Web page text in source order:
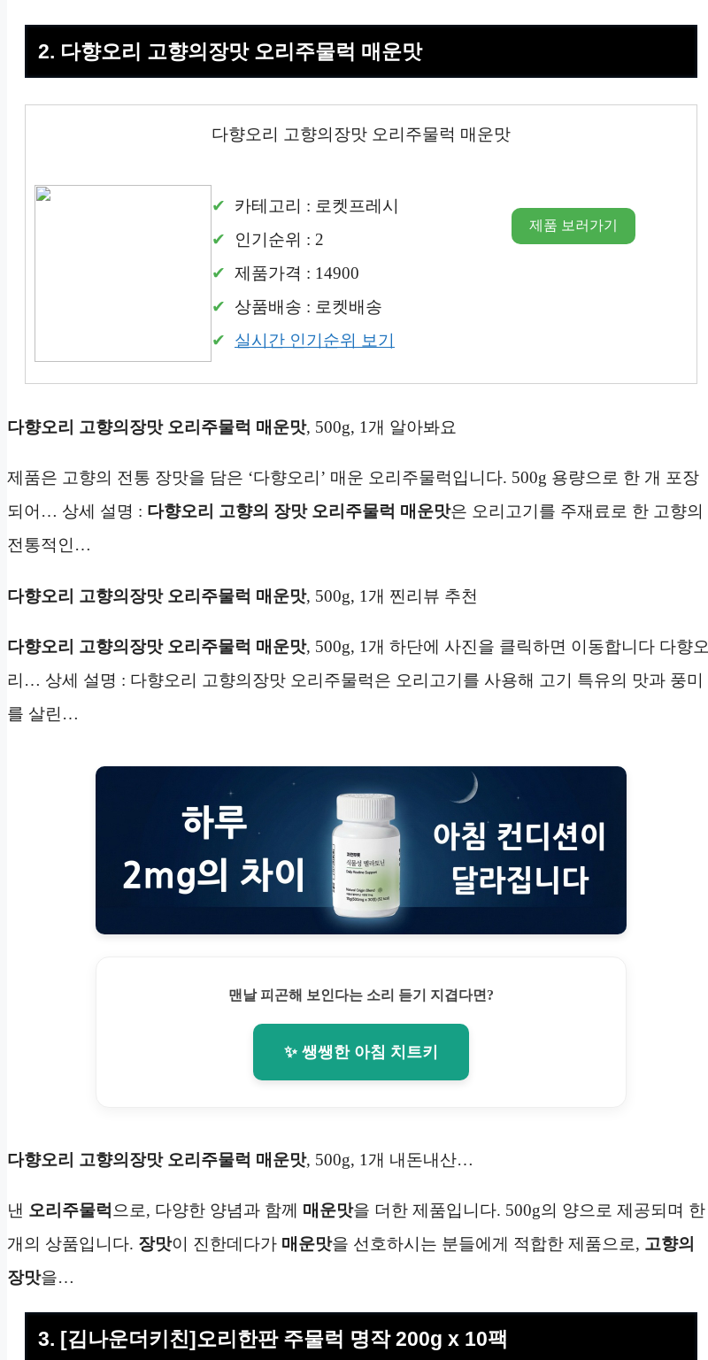
2. 다향오리 고향의장맛 오리주물럭 매운맛
다향오리 고향의장맛 오리주물럭 매운맛
카테고리 : 로켓프레시
인기순위 : 2
제품가격 : 14900
상품배송 : 로켓배송
실시간 인기순위 보기
제품 보러가기
다향오리 고향의장맛 오리주물럭 매운맛, 500g, 1개 알아봐요
제품은 고향의 전통 장맛을 담은 ‘다향오리’ 매운 오리주물럭입니다. 500g 용량으로 한 개 포장
되어… 상세 설명 : 다향오리 고향의 장맛 오리주물럭 매운맛은 오리고기를 주재료로 한 고향의
전통적인…
다향오리 고향의장맛 오리주물럭 매운맛, 500g, 1개 찐리뷰 추천
다향오리 고향의장맛 오리주물럭 매운맛, 500g, 1개 하단에 사진을 클릭하면 이동합니다 다향오
리… 상세 설명 : 다향오리 고향의장맛 오리주물럭은 오리고기를 사용해 고기 특유의 맛과 풍미
를 살린…
맨날 피곤해 보인다는 소리 듣기 지겹다면?
✨ 쌩쌩한 아침 치트키
다향오리 고향의장맛 오리주물럭 매운맛, 500g, 1개 내돈내산…
낸 오리주물럭 으로, 다양한 양념과 함께 매운맛을 더한 제품입니다. 500g의 양으로 제공되며 한
개의 상품입니다. 장맛이 진한데다가 매운맛을 선호하시는 분들에게 적합한 제품으로, 고향의
장맛을…
3. [김나운더키친]오리한판 주물럭 명작 200g x 10팩